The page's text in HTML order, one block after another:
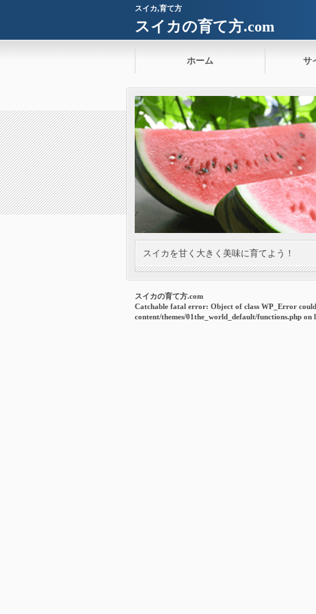
スイカ,育て方
スイカの育て方.com
ホーム サ
スイカを甘く大きく美味に育てよう！
スイカの育て方.com
Catchable fatal error: Object of class WP_Error
content/themes/01the_world_default/functions.php on